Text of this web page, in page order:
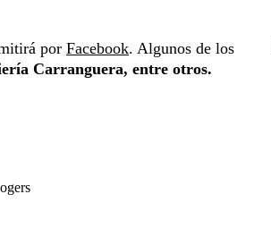
por Facebook. Algunos de los
Carranguera, entre otros.